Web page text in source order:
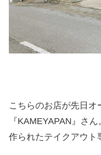
こちらのお店が先日オ
『KAMEYAPAN』さ
作られたテイクアウト